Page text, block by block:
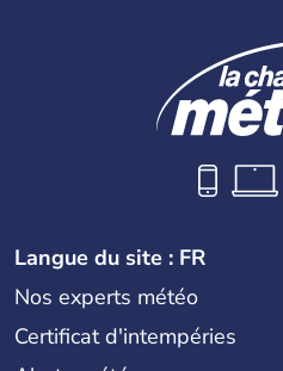
Langue du site : FR
Nos experts météo
Certificat d'intempéries